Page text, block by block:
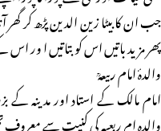
جب ان کا بیٹا زین الدین پڑھ کر گھر
پھر مزید باتیں اس کو بتاتیں ا ور
والدۂ امام ربیعہؒ
امام مالک کے استاد اور مدینہ کے
والدہ ام ربعیہ کی کنیت سے معروف